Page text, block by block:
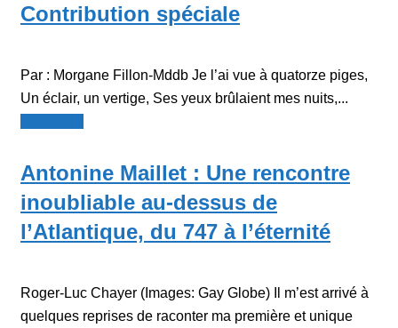
Contribution spéciale
Par : Morgane Fillon-Mddb Je l’ai vue à quatorze piges,
Un éclair, un vertige, Ses yeux brûlaient mes nuits,...
Antonine Maillet : Une rencontre
inoubliable au-dessus de
l’Atlantique, du 747 à l’éternité
Roger-Luc Chayer (Images: Gay Globe) Il m’est arrivé à
quelques reprises de raconter ma première et unique